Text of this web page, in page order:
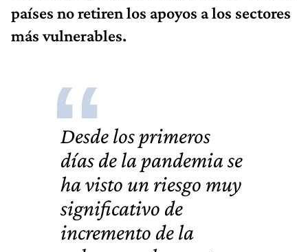
países no retiren los apoyos a los sectores
más vulnerables.
Desde los primeros
días de la pandemia se
ha visto un riesgo muy
significativo de
incremento de la